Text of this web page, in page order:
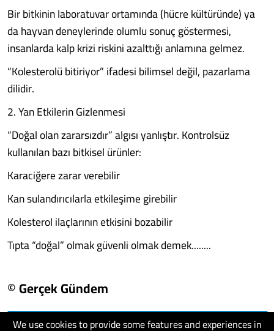
We use cookies to provide some features and experiences in
Bir bitkinin laboratuvar ortamında (hücre kültüründe) ya
da hayvan deneylerinde olumlu sonuç göstermesi,
insanlarda kalp krizi riskini azalttığı anlamına gelmez.
“Kolesterolü bitiriyor” ifadesi bilimsel değil, pazarlama
dilidir.
2. Yan Etkilerin Gizlenmesi
“Doğal olan zararsızdır” algısı yanlıştır. Kontrolsüz
kullanılan bazı bitkisel ürünler:
Karaciğere zarar verebilir
Kan sulandırıcılarla etkileşime girebilir
Kolesterol ilaçlarının etkisini bozabilir
Tıpta “doğal” olmak güvenli olmak demek........
© Gerçek Gündem